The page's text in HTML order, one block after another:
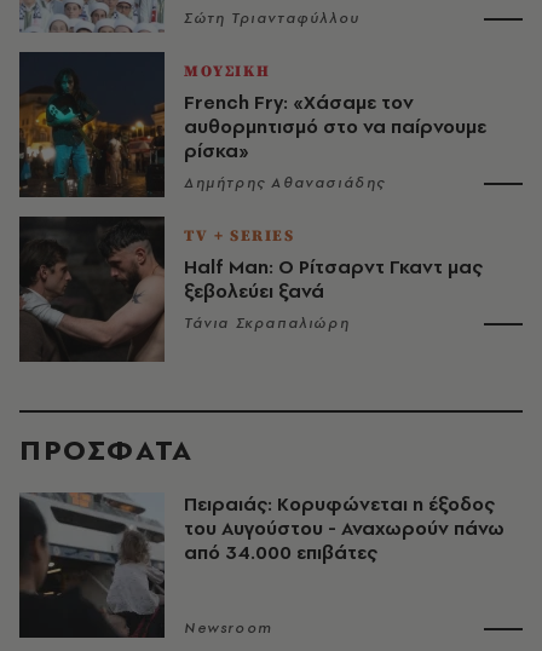
Σώτη Τριανταφύλλου
ΜΟΥΣΙΚΗ
French Fry: «Χάσαμε τον
αυθορμητισμό στο να παίρνουμε
ρίσκα»
Δημήτρης Αθανασιάδης
TV + SERIES
Half Man: Ο Ρίτσαρντ Γκαντ μας
ξεβολεύει ξανά
Τάνια Σκραπαλιώρη
ΠΡΟΣΦΑΤΑ
Πειραιάς: Κορυφώνεται η έξοδος
του Αυγούστου - Αναχωρούν πάνω
από 34.000 επιβάτες
Newsroom